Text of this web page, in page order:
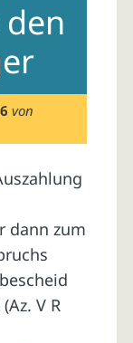
von
dann zum
V R